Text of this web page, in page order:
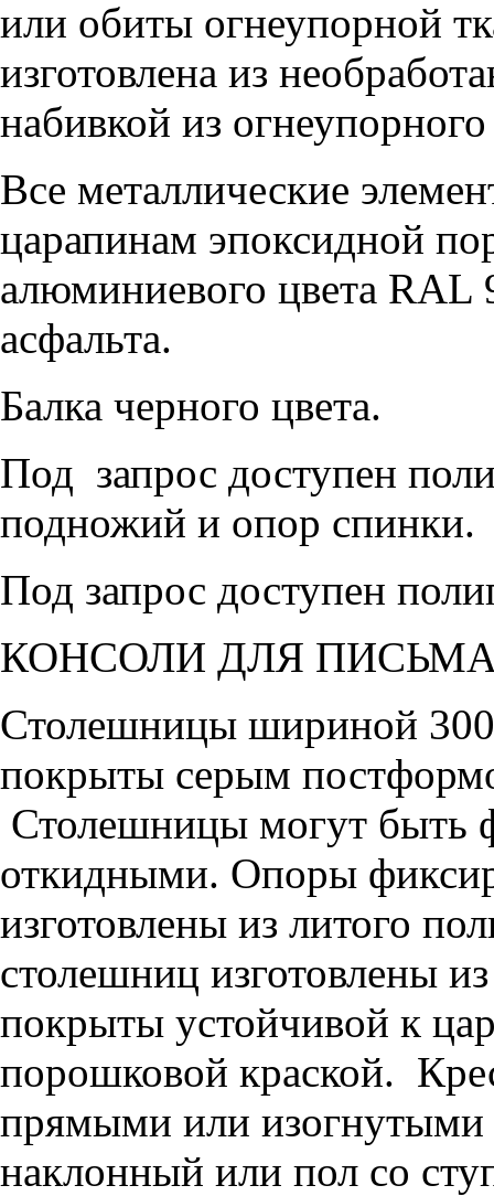
или обиты огнеупорной
изготовлена из
набивкой из
Все металлические
царапинам эпоксидной
алюминиевого цвета RAL
асфальта.
Балка черного цвета.
Под запрос доступен
подножий и опор спинки.
Под запрос доступен
КОНСОЛИ ДЛЯ
Столешницы шириной
покрыты серым
Столешницы могут быть
откидными. Опоры
изготовлены из литого
столешниц изготовлены
покрыты устойчивой к
порошковой краской.
прямыми или изогнутыми
наклонный или пол со